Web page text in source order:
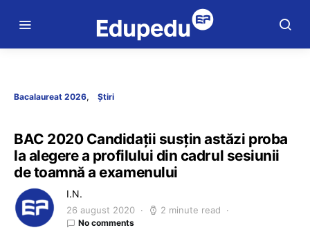
Bacalaureat 2026 Știri
BAC 2020 Candidații susțin astăzi proba
la alegere a profilului din cadrul sesiunii
de toamnă a examenului
I.N.
26 august 2020 2 minute read
No comments